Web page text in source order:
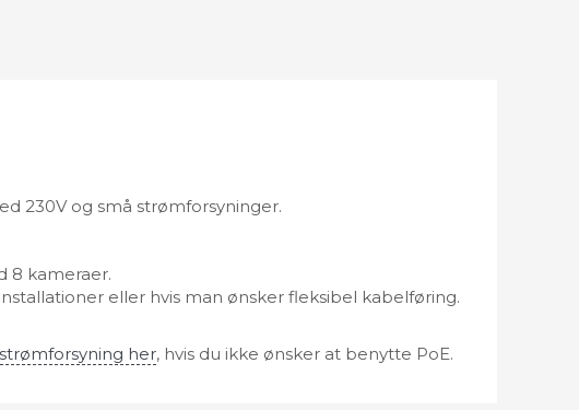
230V og små strømforsyninger.
8 kameraer.
eller hvis man ønsker fleksibel kabelføring.
her, hvis du ikke ønsker at benytte PoE.